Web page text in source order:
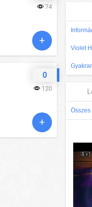
74
0
120
Violet
Összes